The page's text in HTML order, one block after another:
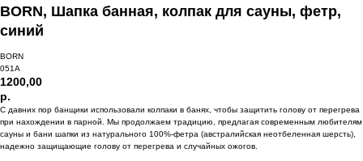
BORN, Шапка банная, колпак для сауны, фетр,
синий
BORN
051A
1200,00
р.
С давних пор банщики использовали колпаки в банях, чтобы защитить голову от перегрева
при нахождении в парной. Мы продолжаем традицию, предлагая современным любителям
сауны и бани шапки из натурального 100%-фетра (австралийская неотбеленная шерсть),
надежно защищающие голову от перегрева и случайных ожогов.